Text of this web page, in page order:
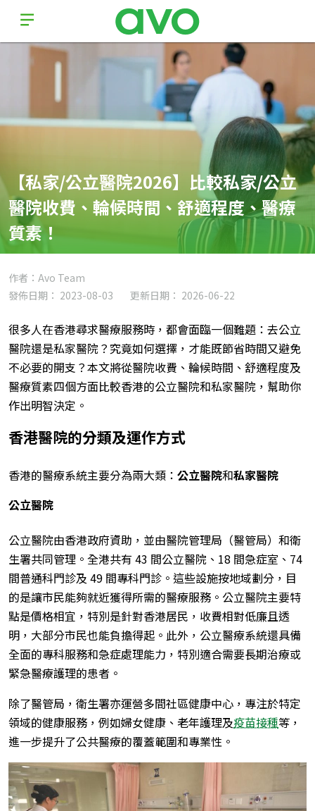
【私家/公立醫院2026】比較私家/公立
醫院收費、輪候時間、舒適程度、醫療
質素！
作者：Avo Team
發佈日期： 2023-08-03
更新日期： 2026-06-22
很多人在香港尋求醫療服務時，都會面臨一個難題：去公立
醫院還是私家醫院？究竟如何選擇，才能既節省時間又避免
不必要的開支？本文將從醫院收費、輪候時間、舒適程度及
醫療質素四個方面比較香港的公立醫院和私家醫院，幫助你
作出明智決定。
香港醫院的分類及運作方式
香港的醫療系統主要分為兩大類： 公立醫院和私家醫院
公立醫院
公立醫院由香港政府資助，並由醫院管理局（醫管局）和衛
生署共同管理。全港共有 43 間公立醫院、18 間急症室、74
間普通科門診及 49 間專科門診。這些設施按地域劃分，目
的是讓市民能夠就近獲得所需的醫療服務。公立醫院主要特
點是價格相宜，特別是針對香港居民，收費相對低廉且透
明，大部分市民也能負擔得起。此外，公立醫療系統還具備
全面的專科服務和急症處理能力，特別適合需要長期治療或
緊急醫療護理的患者。
除了醫管局，衛生署亦運營多間社區健康中心，專注於特定
領域的健康服務，例如婦女健康、老年護理及疫苗接種等，
進一步提升了公共醫療的覆蓋範圍和專業性。